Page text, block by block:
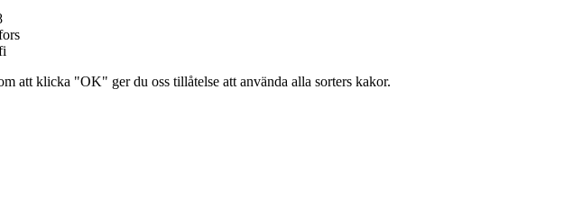
att klicka "OK" ger du oss tillåtelse att använda alla sorters kakor.